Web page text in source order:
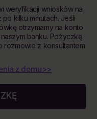
weryfikacji wniosków na
kilku minutach. Jeśli
otrzymamy na konto
banku. Pożyczkę
z konsultantem
z domu>>